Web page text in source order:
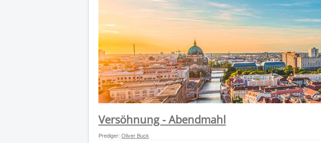
Versöhnung - Abendmahl
Prediger: Oliver Buck